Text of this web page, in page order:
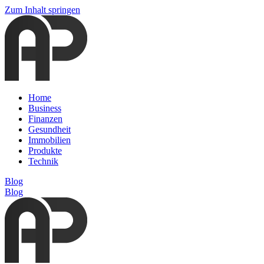
Zum Inhalt springen
Home
Business
Finanzen
Gesundheit
Immobilien
Produkte
Technik
Blog
Blog